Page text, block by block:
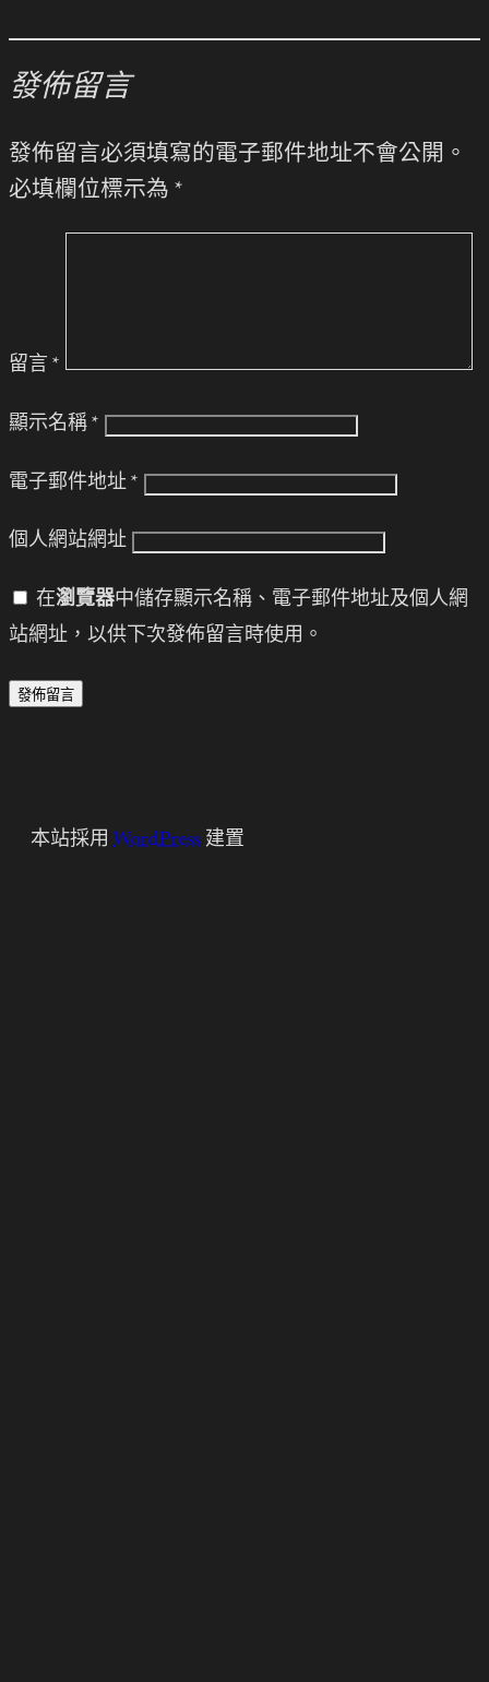
發佈留言
發佈留言必須填寫的電子郵件地址不會公開。
必填欄位標示為 *
留言 *
顯示名稱 *
電子郵件地址 *
個人網站網址
在瀏覽器中儲存顯示名稱、電子郵件地址及個人網
站網址，以供下次發佈留言時使用。
本站採用 WordPress 建置